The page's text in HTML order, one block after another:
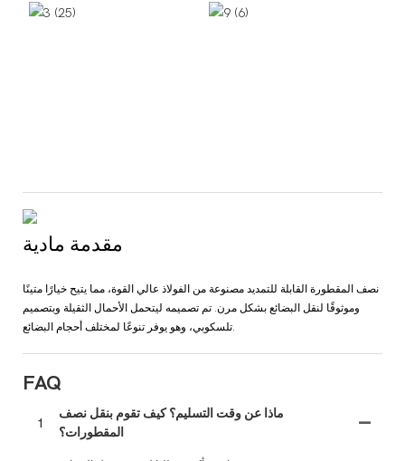
مقدمة مادية
نصف المقطورة القابلة للتمديد مصنوعة من الفولاذ عالي القوة، مما يتيح خيارًا متينًا
وموثوقًا لنقل البضائع بشكل مرن. تم تصميمه ليتحمل الأحمال الثقيلة وبتصميم
تلسكوبي، وهو يوفر تنوعًا لمختلف أحجام البضائع.
FAQ
1
ماذا عن وقت التسليم؟ كيف تقوم بنقل نصف
المقطورات؟